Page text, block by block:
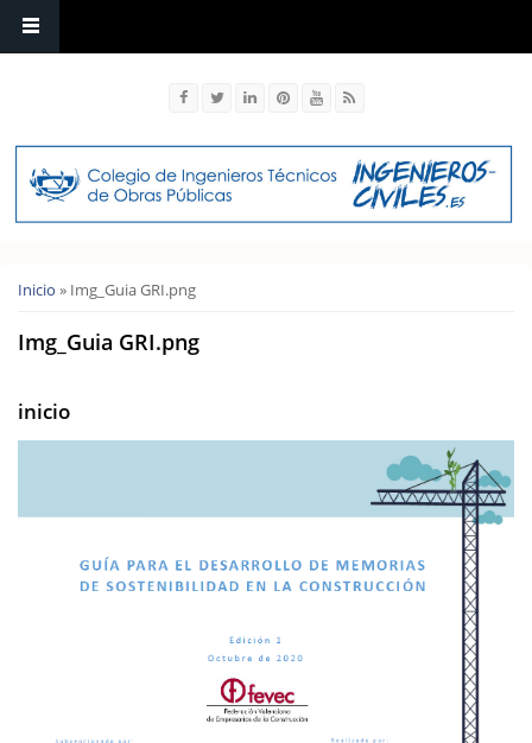
Usted está aquí
Inicio » Img_Guia GRI.png
Img_Guia GRI.png
inicio